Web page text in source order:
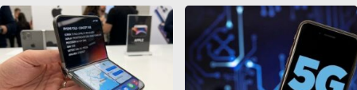
zorlaşıyor